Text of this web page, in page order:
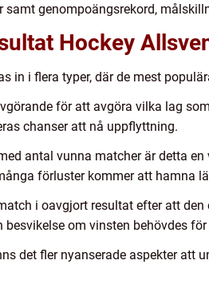
genompoängsrekord,
Hockey
in i flera typer, där de mest
för att avgöra vilka lag
chanser att nå uppflyttning.
antal vunna matcher är detta
förluster kommer att hamna
i oavgjort resultat efter att
besvikelse om vinsten behövdes
det fler nyanserade aspekter att